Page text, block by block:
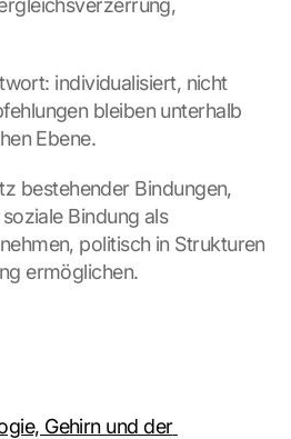
individualisiert, nicht
bleiben unterhalb
Ebene.
bestehender Bindungen,
Bindung als
politisch in Strukturen
ermöglichen.
Gehirn und der